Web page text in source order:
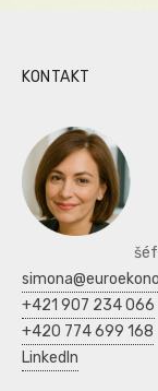
KONTAKT
+421 907 234 066
+420 774 699 168
LinkedIn